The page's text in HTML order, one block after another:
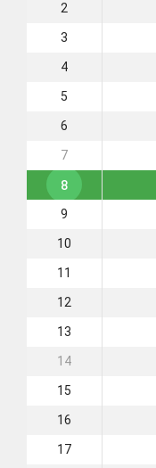
2
3
4
5
6
7
8
9
10
11
12
13
14
15
16
17